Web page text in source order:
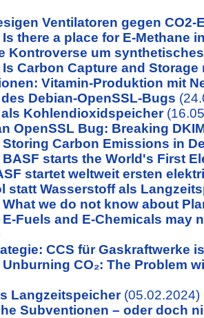
Ventilatoren gegen CO2-
Is there a place for E-Methane
Kontroverse um
Is Carbon Capture and
Vitamin-Produktion mit
Debian-OpenSSL-Bugs
Kohlendioxidspeicher
OpenSSL Bug: Breaking
Storing Carbon Emissions in
BASF starts the World's First
startet weltweit ersten
statt Wasserstoff als
What we do not know about
E-Fuels and E-Chemicals may
CCS für Gaskraftwerke
Unburning CO₂: The Problem
Langzeitspeicher(05.02.2024)
Subventionen – oder doch